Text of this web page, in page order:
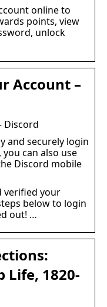
online to
points, view
unlock
Account –
Discord
and securely login
can also use
Discord mobile
verified your
below to login
out! …
Life, 1820-